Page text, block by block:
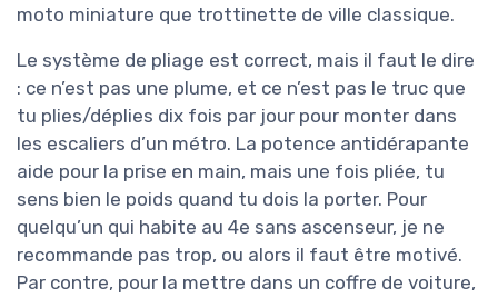
moto miniature que trottinette de ville classique.
Le système de pliage est correct, mais il faut le dire
: ce n’est pas une plume, et ce n’est pas le truc que
tu plies/déplies dix fois par jour pour monter dans
les escaliers d’un métro. La potence antidérapante
aide pour la prise en main, mais une fois pliée, tu
sens bien le poids quand tu dois la porter. Pour
quelqu’un qui habite au 4e sans ascenseur, je ne
recommande pas trop, ou alors il faut être motivé.
Par contre, pour la mettre dans un coffre de voiture,